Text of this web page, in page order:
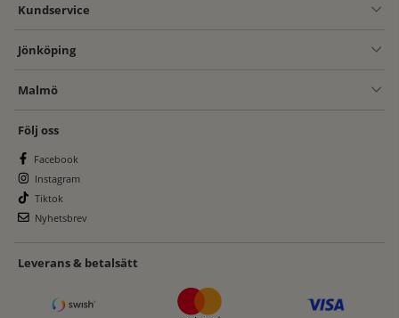
Kundservice
Jönköping
Malmö
Följ oss
Facebook
Instagram
Tiktok
Nyhetsbrev
Leverans & betalsätt